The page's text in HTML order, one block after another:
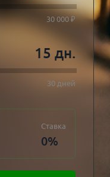
30 000 ₽
15 дн.
30 дней
Ставка
0%